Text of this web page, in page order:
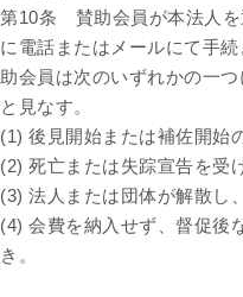
第10条 賛助会員が本法人を
に電話またはメールにて手
助会員は次のいずれかの一
と見なす。
(1) 後見開始または補佐開始
(2) 死亡または失踪宣告を受
(3) 法人または団体が解散し
(4) 会費を納入せず、督促後
き。